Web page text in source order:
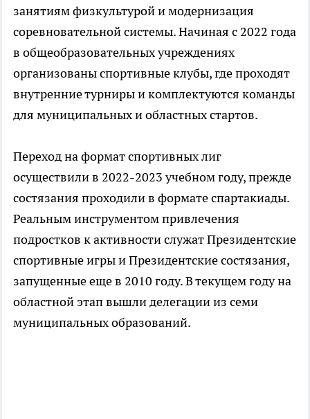
занятиям физкультурой и модернизация
соревновательной системы. Начиная с 2022 года
в общеобразовательных учреждениях
организованы спортивные клубы, где проходят
внутренние турниры и комплектуются команды
для муниципальных и областных стартов.
Переход на формат спортивных лиг
осуществили в 2022-2023 учебном году, прежде
состязания проходили в формате спартакиады.
Реальным инструментом привлечения
подростков к активности служат Президентские
спортивные игры и Президентские состязания,
запущенные еще в 2010 году. В текущем году на
областной этап вышли делегации из семи
муниципальных образований.